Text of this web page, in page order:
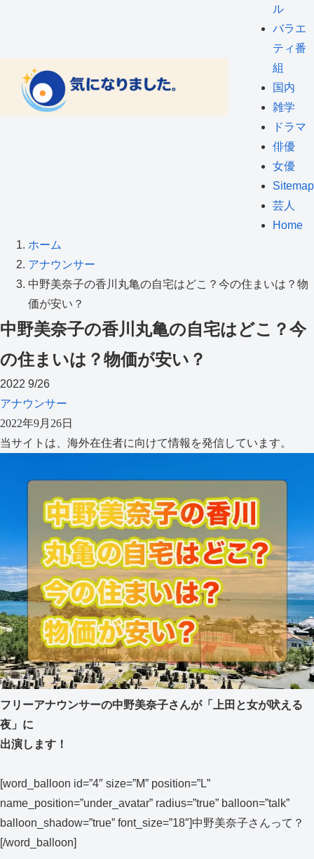
ル
バラエ
ティ番
組
国内
雑学
ドラマ
俳優
女優
Sitemap
芸人
Home
ホーム
アナウンサー
中野美奈子の香川丸亀の自宅はどこ？今の住まいは？物
価が安い？
中野美奈子の香川丸亀の自宅はどこ？今
の住まいは？物価が安い？
2022 9/26
アナウンサー
2022年9月26日
当サイトは、海外在住者に向けて情報を発信しています。
フリーアナウンサーの中野美奈子さんが「上田と女が吠える
夜」に
出演します！
[word_balloon id=”4″ size=”M” position=”L”
name_position=”under_avatar” radius=”true” balloon=”talk”
balloon_shadow=”true” font_size=”18″]中野美奈子さんって？
[/word_balloon]